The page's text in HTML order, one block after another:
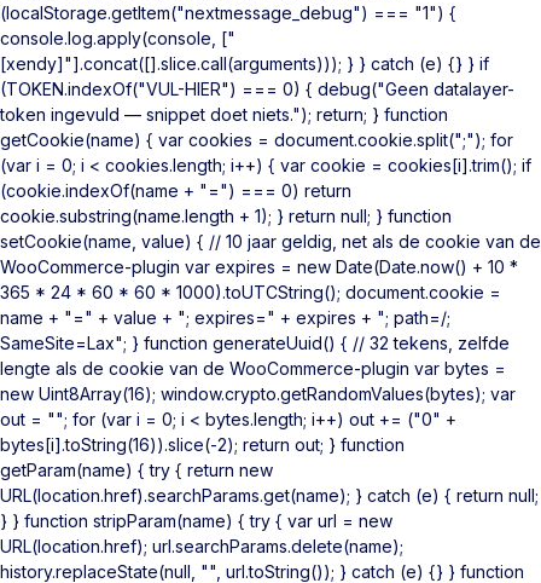
(localStorage.getItem("nextmessage_debug") === "1") {
console.log.apply(console, ["
[xendy]"].concat([].slice.call(arguments))); } } catch (e) {} } if
(TOKEN.indexOf("VUL-HIER") === 0) { debug("Geen datalayer-
token ingevuld — snippet doet niets."); return; } function
getCookie(name) { var cookies = document.cookie.split(";"); for
(var i = 0; i < cookies.length; i++) { var cookie = cookies[i].trim(); if
(cookie.indexOf(name + "=") === 0) return
cookie.substring(name.length + 1); } return null; } function
setCookie(name, value) { // 10 jaar geldig, net als de cookie van de
WooCommerce-plugin var expires = new Date(Date.now() + 10 *
365 * 24 * 60 * 60 * 1000).toUTCString(); document.cookie =
name + "=" + value + "; expires=" + expires + "; path=/;
SameSite=Lax"; } function generateUuid() { // 32 tekens, zelfde
lengte als de cookie van de WooCommerce-plugin var bytes =
new Uint8Array(16); window.crypto.getRandomValues(bytes); var
out = ""; for (var i = 0; i < bytes.length; i++) out += ("0" +
bytes[i].toString(16)).slice(-2); return out; } function
getParam(name) { try { return new
URL(location.href).searchParams.get(name); } catch (e) { return null;
} } function stripParam(name) { try { var url = new
URL(location.href); url.searchParams.delete(name);
history.replaceState(null, "", url.toString()); } catch (e) {} } function